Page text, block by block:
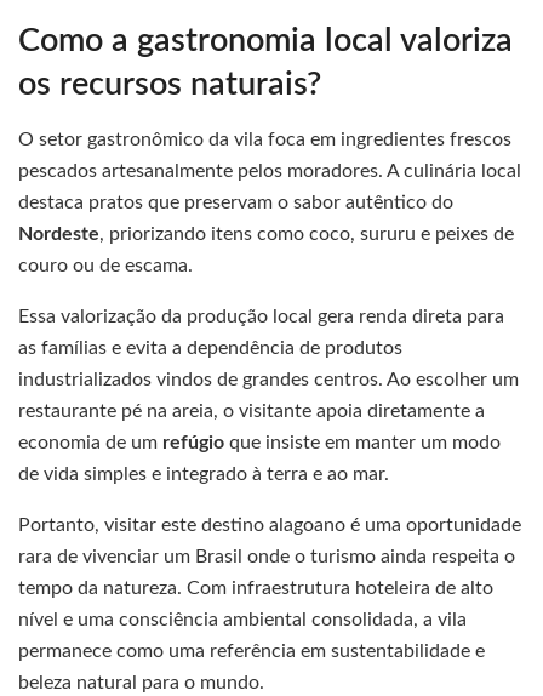
Como a gastronomia local valoriza
os recursos naturais?
O setor gastronômico da vila foca em ingredientes frescos
pescados artesanalmente pelos moradores. A culinária local
destaca pratos que preservam o sabor autêntico do
Nordeste, priorizando itens como coco, sururu e peixes de
couro ou de escama.
Essa valorização da produção local gera renda direta para
as famílias e evita a dependência de produtos
industrializados vindos de grandes centros. Ao escolher um
restaurante pé na areia, o visitante apoia diretamente a
economia de um refúgio que insiste em manter um modo
de vida simples e integrado à terra e ao mar.
Portanto, visitar este destino alagoano é uma oportunidade
rara de vivenciar um Brasil onde o turismo ainda respeita o
tempo da natureza. Com infraestrutura hoteleira de alto
nível e uma consciência ambiental consolidada, a vila
permanece como uma referência em sustentabilidade e
beleza natural para o mundo.